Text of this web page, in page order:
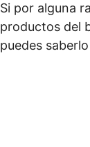
Si por alguna
productos del
puedes